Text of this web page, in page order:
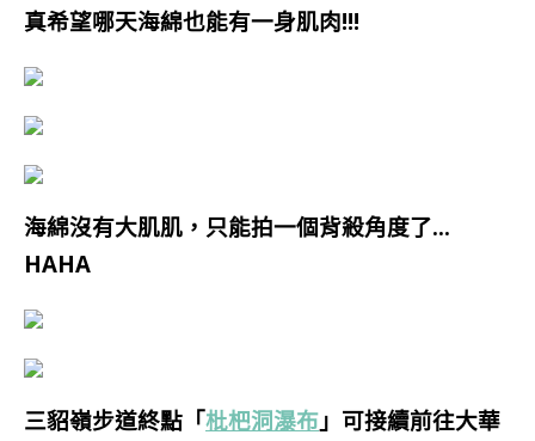
真希望哪天海綿也能有一身肌肉!!!
海綿沒有大肌肌，只能拍一個背殺角度了…
HAHA
三貂嶺步道終點「枇杷洞瀑布 」可接續前往大華